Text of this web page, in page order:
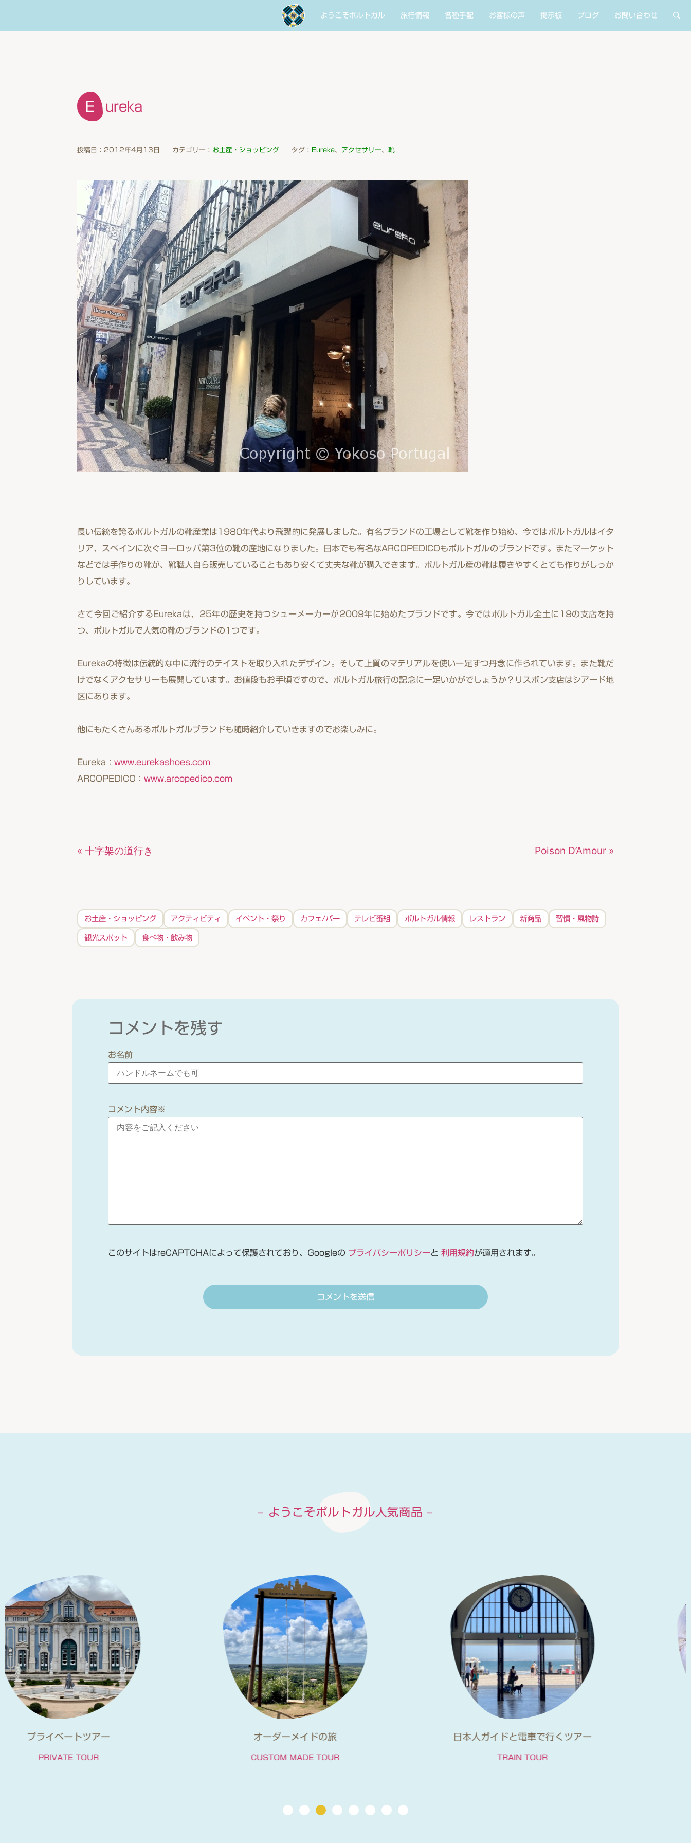
ようこそポルトガル 旅行情報 各種手配 お客様の声 掲示板 ブログ お問い合わせ
Eureka
投稿日：2012年4月13日 カテゴリー： お土産・ショッピング タグ： Eureka、 アクセサリー、 靴
長い伝統を誇るポルトガルの靴産業は1980年代より飛躍的に発展しました。有名ブランドの工場として靴を作り始め、今ではポルトガルはイタ
リア、スペインに次ぐヨーロッパ第3位の靴の産地になりました。日本でも有名なARCOPEDICOもポルトガルのブランドです。またマーケット
などでは手作りの靴が、靴職人自ら販売していることもあり安くて丈夫な靴が購入できます。ポルトガル産の靴は履きやすくとても作りがしっか
りしています。
さて今回ご紹介するEurekaは、25年の歴史を持つシューメーカーが2009年に始めたブランドです。今ではポルトガル全土に19の支店を持
つ、ポルトガルで人気の靴のブランドの1つです。
Eurekaの特徴は伝統的な中に流行のテイストを取り入れたデザイン。そして上質のマテリアルを使い一足ずつ丹念に作られています。また靴だ
けでなくアクセサリーも展開しています。お値段もお手頃ですので、ポルトガル旅行の記念に一足いかがでしょうか？リスボン支店はシアード地
区にあります。
他にもたくさんあるポルトガルブランドも随時紹介していきますのでお楽しみに。
Eureka： www.eurekashoes.com
ARCOPEDICO： www.arcopedico.com
« 十字架の道行き Poison D’Amour »
お土産・ショッピング アクティビティ イベント・祭り カフェ/バー テレビ番組 ポルトガル情報 レストラン 新商品 習慣・風物詩
観光スポット 食べ物・飲み物
コメントを残す
お名前
コメント内容※
このサイトはreCAPTCHAによって保護されており、Googleの プライバシーポリシーと 利用規約が適用されます。
– ようこそポルトガル人気商品 –
オーダーメイドの旅
CUSTOM MADE TOUR
日本人ガイドと電車で行くツアー
TRAIN TOUR
ポルトガル語学留学
LANGUAGE SCHOOL